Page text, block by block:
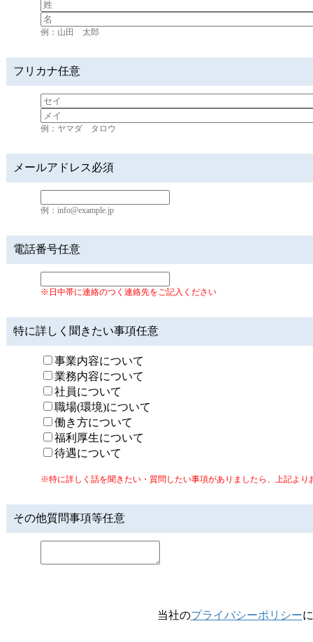
例：山田 太郎
フリカナ任意
例：ヤマダ タロウ
メールアドレス必須
例：info@example.jp
電話番号任意
※日中帯に連絡のつく連絡先をご記入ください
特に詳しく聞きたい事項任意
事業内容について
業務内容について
社員について
職場(環境)について
働き方について
福利厚生について
待遇について
※特に詳しく話を聞きたい・質問したい事項がありましたら、上記より
その他質問事項等任意
当社のプライバシーポリシー